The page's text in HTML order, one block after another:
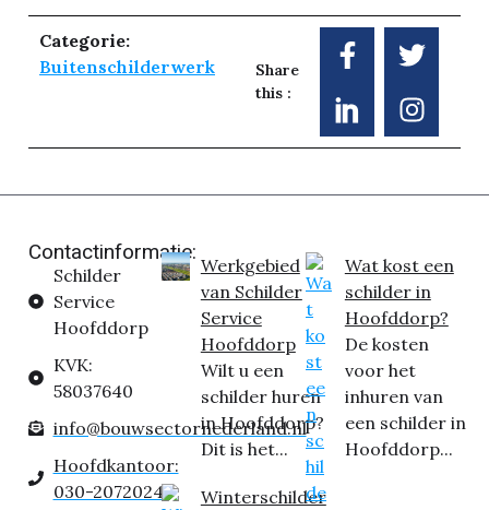
Categorie:
Buitenschilderwerk
Share
this :
Contactinformatie:
Schilder
Service
Hoofddorp
KVK:
58037640
info@bouwsectornederland.nl
Hoofdkantoor:
030-2072024
Werkgebied
van Schilder
Service
Hoofddorp
Wilt u een
schilder huren
in Hoofddorp?
Dit is het...
Winterschilder
Wat kost een
schilder in
Hoofddorp?
De kosten
voor het
inhuren van
een schilder in
Hoofddorp...